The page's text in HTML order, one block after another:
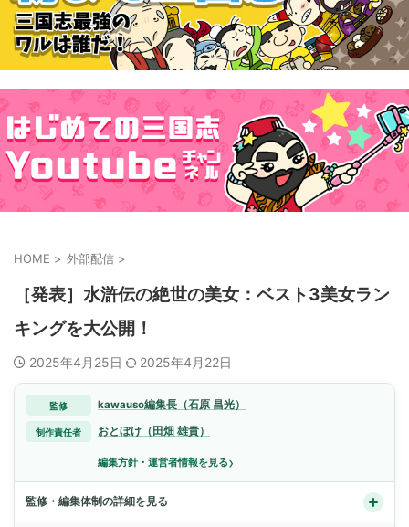
HOME > 外部配信 >
［発表］水滸伝の絶世の美女：ベスト3美女ラン
キングを大公開！
2025年4月25日 2025年4月22日
監修 kawauso編集長（石原 昌光）
制作責任者 おとぼけ（田畑 雄貴）
編集方針・運営者情報を見る›
監修・編集体制の詳細を見る